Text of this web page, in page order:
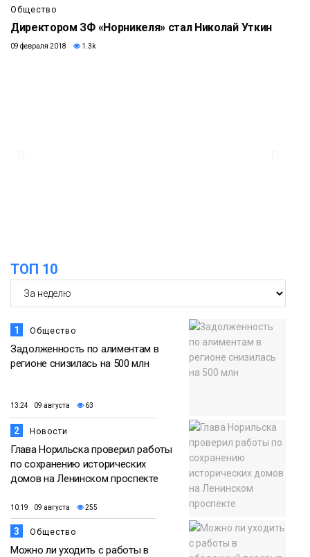
Общество
Директором ЗФ «Норникеля» стал Николай Уткин
09 февраля 2018 1.3k
ТОП 10
1 Общество
Задолженность по алиментам в
регионе снизилась на 500 млн
13:24 09 августа 63
2 Новости
Глава Норильска проверил работы
по сохранению исторических
домов на Ленинском проспекте
10:19 09 августа 255
3 Общество
Можно ли уходить с работы в